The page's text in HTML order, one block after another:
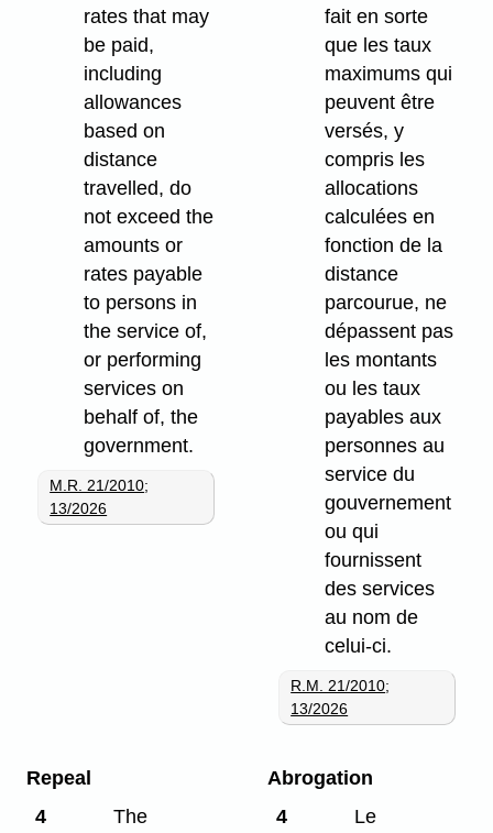
rates that may
be paid,
including
allowances
based on
distance
travelled, do
not exceed the
amounts or
rates payable
to persons in
the service of,
or performing
services on
behalf of, the
government.
M.R. 21/2010;
13/2026
fait en sorte
que les taux
maximums qui
peuvent être
versés, y
compris les
allocations
calculées en
fonction de la
distance
parcourue, ne
dépassent pas
les montants
ou les taux
payables aux
personnes au
service du
gouvernement
ou qui
fournissent
des services
au nom de
celui-ci.
R.M. 21/2010;
13/2026
Repeal
4
The
Abrogation
4
Le